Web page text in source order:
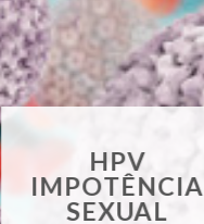
HPV
IMPOTÊNCIA
SEXUAL